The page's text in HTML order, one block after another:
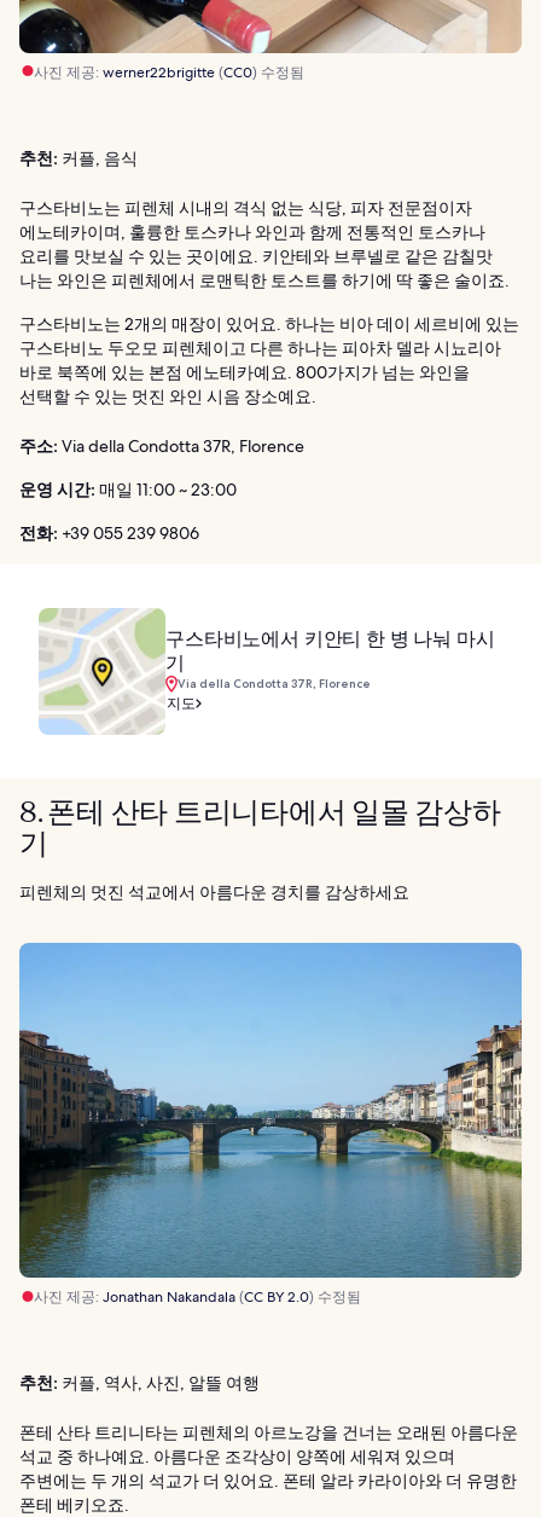
사진 제공: werner22brigitte(CC0) 수정됨
추천: 커플, 음식
구스타비노는 피렌체 시내의 격식 없는 식당, 피자 전문점이자
에노테카이며, 훌륭한 토스카나 와인과 함께 전통적인 토스카나
요리를 맛보실 수 있는 곳이에요. 키안테와 브루넬로 같은 감칠맛
나는 와인은 피렌체에서 로맨틱한 토스트를 하기에 딱 좋은 술이죠.
구스타비노는 2개의 매장이 있어요. 하나는 비아 데이 세르비에 있는
구스타비노 두오모 피렌체이고 다른 하나는 피아차 델라 시뇨리아
바로 북쪽에 있는 본점 에노테카예요. 800가지가 넘는 와인을
선택할 수 있는 멋진 와인 시음 장소예요.
주소: Via della Condotta 37R, Florence
운영 시간: 매일 11:00 ~ 23:00
전화: +39 055 239 9806
구스타비노에서 키안티 한 병 나눠 마시
기
Via della Condotta 37R, Florence
지도
8. 폰테 산타 트리니타에서 일몰 감상하
기
피렌체의 멋진 석교에서 아름다운 경치를 감상하세요
사진 제공: Jonathan Nakandala(CC BY 2.0) 수정됨
추천: 커플, 역사, 사진, 알뜰 여행
폰테 산타 트리니타는 피렌체의 아르노강을 건너는 오래된 아름다운
석교 중 하나예요. 아름다운 조각상이 양쪽에 세워져 있으며
주변에는 두 개의 석교가 더 있어요. 폰테 알라 카라이아와 더 유명한
폰테 베키오죠.